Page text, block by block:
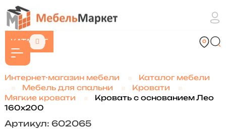
КАТАЛОГ
Интернет-магазин мебели
Каталог мебели
Мебель для спальни
Кровати
Мягкие кровати
Кровать с основанием Лео
160х200
Артикул: 602065